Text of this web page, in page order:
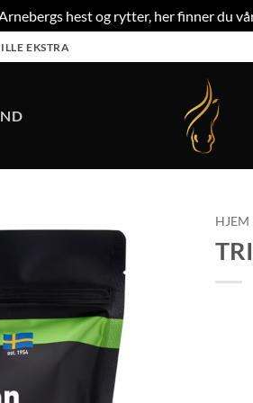
hest og rytter, her finner du
EKSTRA
HJEM